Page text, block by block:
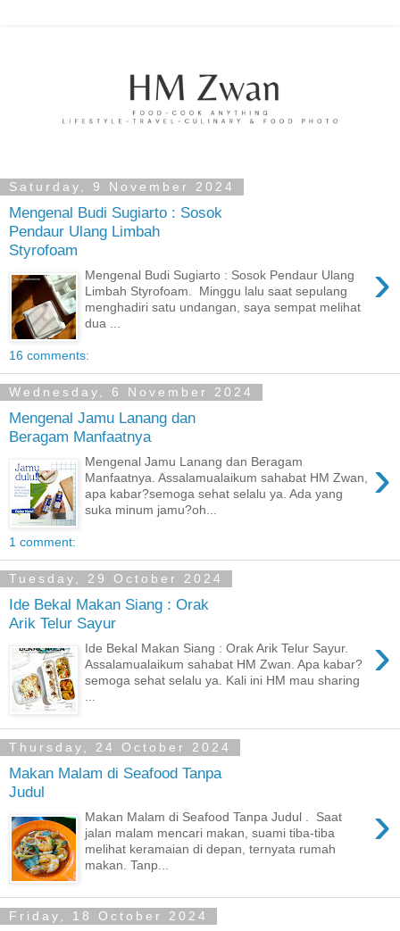
Saturday, 9 November 2024
Mengenal Budi Sugiarto : Sosok
Pendaur Ulang Limbah
Styrofoam
›
Mengenal Budi Sugiarto : Sosok Pendaur Ulang
Limbah Styrofoam. Minggu lalu saat sepulang
menghadiri satu undangan, saya sempat melihat
dua ...
16 comments:
Wednesday, 6 November 2024
Mengenal Jamu Lanang dan
Beragam Manfaatnya
›
Mengenal Jamu Lanang dan Beragam
Manfaatnya. Assalamualaikum sahabat HM Zwan,
apa kabar?semoga sehat selalu ya. Ada yang
suka minum jamu?oh...
1 comment:
Tuesday, 29 October 2024
Ide Bekal Makan Siang : Orak
Arik Telur Sayur
›
Ide Bekal Makan Siang : Orak Arik Telur Sayur.
Assalamualaikum sahabat HM Zwan. Apa kabar?
semoga sehat selalu ya. Kali ini HM mau sharing
...
Thursday, 24 October 2024
Makan Malam di Seafood Tanpa
Judul
›
Makan Malam di Seafood Tanpa Judul . Saat
jalan malam mencari makan, suami tiba-tiba
melihat keramaian di depan, ternyata rumah
makan. Tanp...
Friday, 18 October 2024